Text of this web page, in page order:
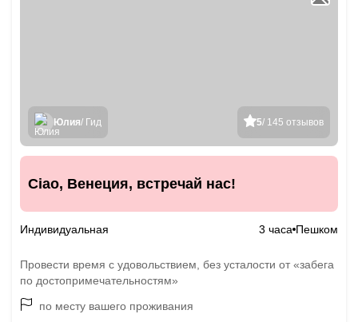
5/ 145 отзывов
Юлия/ Гид
Ciao, Венеция, встречай нас!
Индивидуальная 3 часа Пешком
Провести время с удовольствием, без усталости от «забега
по достопримечательностям»
по месту вашего проживания